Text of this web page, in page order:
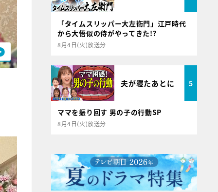
「タイムスリッパー大左衛門」江戸時代
から大悟似の侍がやってきた!?
8月4日(火)放送分
夫が寝たあとに 5
ママを振り回す 男の子の行動SP
8月4日(火)放送分